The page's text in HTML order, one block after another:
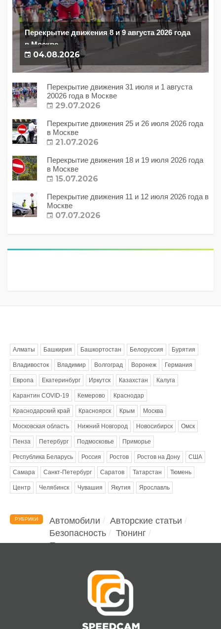
Перекрытие движения 8 и 9 августа 2026 года
в Москве
04.08.2026
Перекрытие движения 31 июля и 1 августа
20026 года в Москве
29.07.2026
Перекрытие движения 25 и 26 июля 2026 года
в Москве
21.07.2026
Перекрытие движения 18 и 19 июля 2026 года
в Москве
15.07.2026
Перекрытие движения 11 и 12 июля 2026 года в
Москве
07.07.2026
Алматы Башкирия Башкортостан Белоруссия Бурятия
Владивосток Владимир Волгоград Воронеж Германия
Европа Екатеринбург Иркутск Казахстан Калуга
Карантин COVID-19 Кемерово Краснодар
Краснодарский край Красноярск Крым Москва
Московская область Нижний Новгород Новосибирск Омск
Пенза Петербург Подмосковье Приморье
Республика Беларусь Россия Ростов Ростов на Дону США
Самара Санкт-Петербург Саратов Татарстан Тюмень
Центр Челябинск Чувашия Якутия Ярославль
РУБРИКИ Автомобили
Авторские статьи
Безопасность
Тюнинг
Помощь водителю